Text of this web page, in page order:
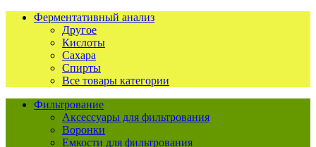
Ферментативный анализ
Другое
Кислоты
Сахара
Спирты
Все товары категории
Фильтрование
Аксессуары для фильтрования
Воронки
Емкости для фильтрования